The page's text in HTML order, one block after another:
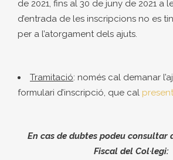
de 2021, fins al 30 de juny de 2021 a
d’entrada de les inscripcions no es
per a l’atorgament dels ajuts.
Tramitació: només cal demanar
formulari d’inscripció, que cal
En cas de dubtes podeu consultar
Fiscal del Col·legi: